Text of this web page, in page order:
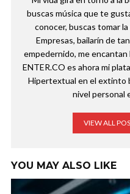
buscas música que te
conocer, buscas tomar
Empresas, bailarín de
empedernido, me encantan
ENTER.CO es ahora mi
Hipertextual en el extinto
nivel personal
VIEW ALL
YOU MAY ALSO LIKE